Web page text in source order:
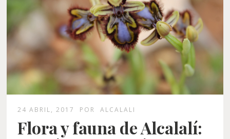
24 ABRIL, 2017 POR ALCALALI
Flora y fauna de Alcalalí: